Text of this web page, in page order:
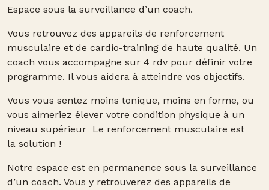
Espace sous la surveillance d’un coach.
Vous retrouvez des appareils de renforcement
musculaire et de cardio-training de haute qualité. Un
coach vous accompagne sur 4 rdv pour définir votre
programme. Il vous aidera à atteindre vos objectifs.
Vous vous sentez moins tonique, moins en forme, ou
vous aimeriez élever votre condition physique à un
niveau supérieur Le renforcement musculaire est
la solution !
Notre espace est en permanence sous la surveillance
d’un coach. Vous y retrouverez des appareils de